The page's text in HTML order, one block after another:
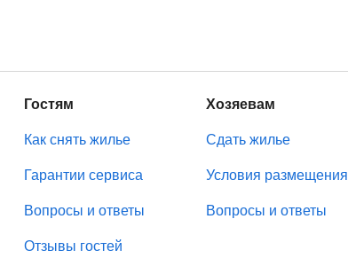
Гостям
Как снять жилье
Гарантии сервиса
Вопросы и ответы
Отзывы гостей
Хозяевам
Сдать жилье
Условия размещения
Вопросы и ответы